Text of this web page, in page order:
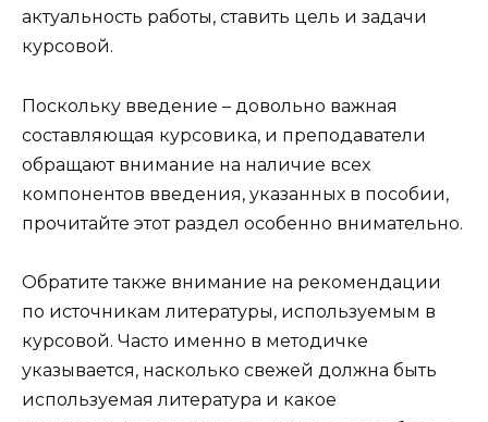
актуальность работы, ставить цель и задачи
курсовой.
Поскольку введение – довольно важная
составляющая курсовика, и преподаватели
обращают внимание на наличие всех
компонентов введения, указанных в пособии,
прочитайте этот раздел особенно внимательно.
Обратите также внимание на рекомендации
по источникам литературы, используемым в
курсовой. Часто именно в методичке
указывается, насколько свежей должна быть
используемая литература и какое